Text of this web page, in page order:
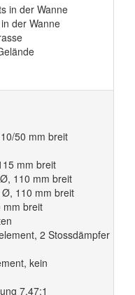
in der Wanne
der Wanne
50 mm breit
mm breit
110 mm breit
110 mm breit
breit
2 Stossdämpfer
kein
7,47:1